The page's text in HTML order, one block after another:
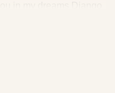
Viseur 1941 •
(DR) Django’s
Quintette du
du HCF 1947 - CD 2